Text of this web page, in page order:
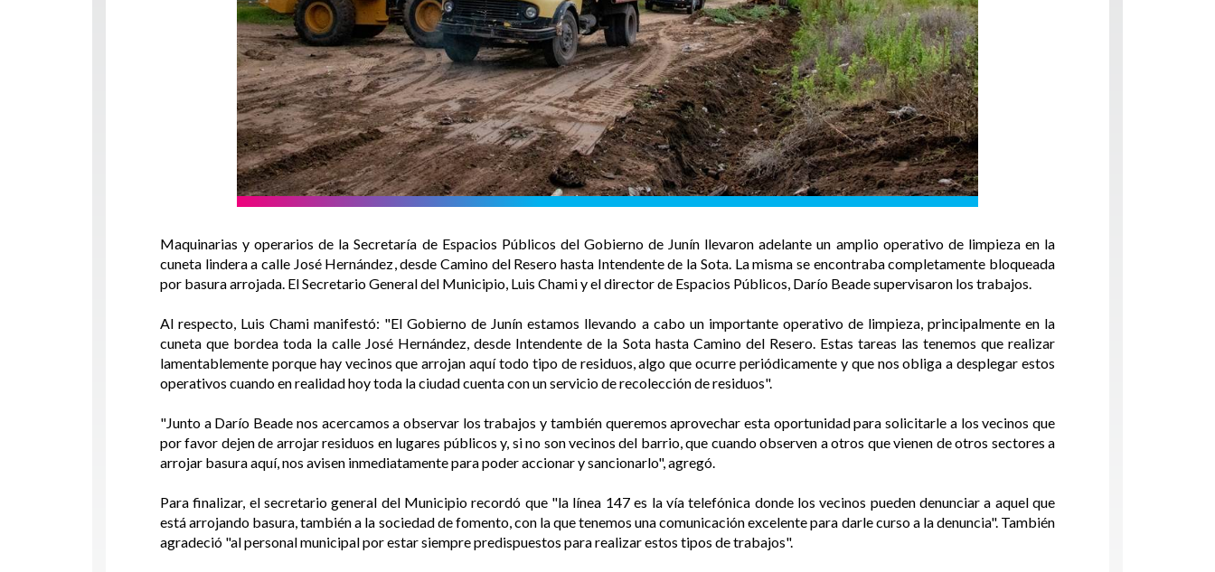
Maquinarias y operarios de la Secretaría de Espacios Públicos del Gobierno de Junín llevaron adelante un amplio operativo de limpieza en la
cuneta lindera a calle José Hernández, desde Camino del Resero hasta Intendente de la Sota. La misma se encontraba completamente bloqueada
por basura arrojada. El Secretario General del Municipio, Luis Chami y el director de Espacios Públicos, Darío Beade supervisaron los trabajos.
Al respecto, Luis Chami manifestó: "El Gobierno de Junín estamos llevando a cabo un importante operativo de limpieza, principalmente en la
cuneta que bordea toda la calle José Hernández, desde Intendente de la Sota hasta Camino del Resero. Estas tareas las tenemos que realizar
lamentablemente porque hay vecinos que arrojan aquí todo tipo de residuos, algo que ocurre periódicamente y que nos obliga a desplegar estos
operativos cuando en realidad hoy toda la ciudad cuenta con un servicio de recolección de residuos".
"Junto a Darío Beade nos acercamos a observar los trabajos y también queremos aprovechar esta oportunidad para solicitarle a los vecinos que
por favor dejen de arrojar residuos en lugares públicos y, si no son vecinos del barrio, que cuando observen a otros que vienen de otros sectores a
arrojar basura aquí, nos avisen inmediatamente para poder accionar y sancionarlo", agregó.
Para finalizar, el secretario general del Municipio recordó que "la línea 147 es la vía telefónica donde los vecinos pueden denunciar a aquel que
está arrojando basura, también a la sociedad de fomento, con la que tenemos una comunicación excelente para darle curso a la denuncia". También
agradeció "al personal municipal por estar siempre predispuestos para realizar estos tipos de trabajos".